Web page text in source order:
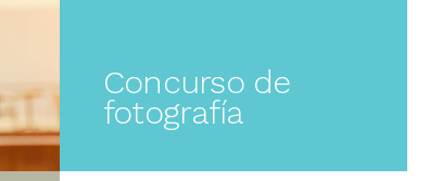
Concurso de
fotografía